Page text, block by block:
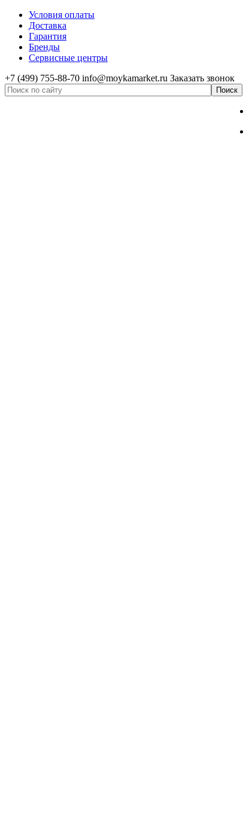
Условия оплаты
Доставка
Гарантия
Бренды
Сервисные центры
+7 (499) 755-88-70 info@moykamarket.ru Заказать звонок